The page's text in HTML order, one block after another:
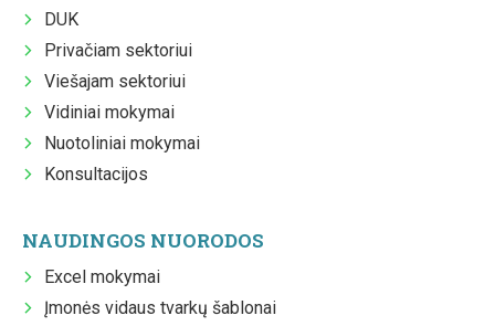
DUK
Privačiam sektoriui
Viešajam sektoriui
Vidiniai mokymai
Nuotoliniai mokymai
Konsultacijos
NAUDINGOS NUORODOS
Excel mokymai
Įmonės vidaus tvarkų šablonai